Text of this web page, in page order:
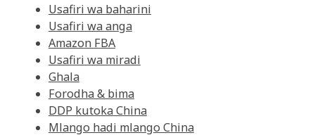
Usafiri wa baharini
Usafiri wa anga
Amazon FBA
Usafiri wa miradi
Ghala
Forodha & bima
DDP kutoka China
Mlango hadi mlango China